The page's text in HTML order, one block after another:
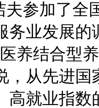
夫参加了全
务业发展
养结合型
，从先进
高就业指数